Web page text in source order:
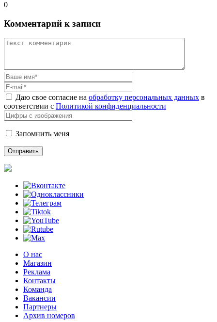
0
Комментарий к записи
Даю свое согласие на обработку персональных данных в
соответствии с Политикой конфиденциальности
Запомнить меня
О нас
Магазин
Реклама
Контакты
Команда
Вакансии
Партнеры
Архив номеров